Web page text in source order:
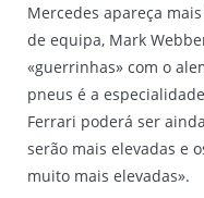
Mercedes apareça
de equipa, Mark
«guerrinhas» com o
pneus é a
Ferrari poderá ser
serão mais elevadas e
muito mais elevadas».